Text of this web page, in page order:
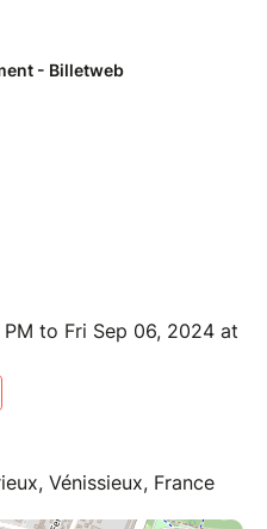
des moments de
au sein du studio
to Fri Sep 06, 2024 at
Vénissieux, France